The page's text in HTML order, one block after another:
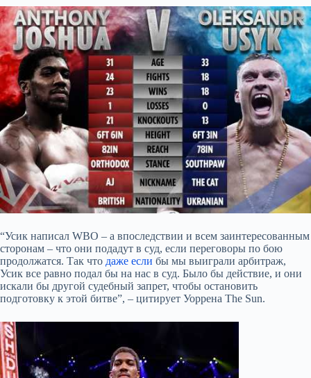
“Усик написал WBO – а впоследствии и всем заинтересованным
сторонам – что они подадут в суд, если переговоры по бою
продолжатся. Так что даже если бы мы выиграли арбитраж,
Усик все равно подал бы на нас в суд. Было бы действие, и они
искали бы другой судебный запрет, чтобы остановить
подготовку к этой битве”, – цитирует Уоррена The Sun.